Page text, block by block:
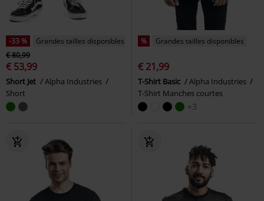
-33 %
Grandes tailles disponibles
€ 80,99
€ 53,99
Short Jet
Alpha Industries
Short
% Grandes tailles disponibles
€ 21,99
T-Shirt Basic
Alpha Industries
T-Shirt Manches courtes
+3